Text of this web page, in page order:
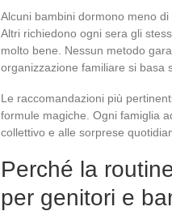
Alcuni bambini dormono meno
Altri richiedono ogni sera gli
molto bene. Nessun metodo
organizzazione familiare si basa
Le raccomandazioni più
formule magiche. Ogni famiglia
collettivo e alle sorprese
Perché la
per genitori e